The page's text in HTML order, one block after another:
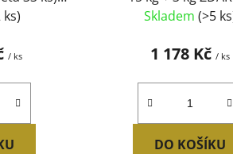
ks)
/ ks
Skladem (>5
1 178 Kč / ks
DO KOŠÍKU